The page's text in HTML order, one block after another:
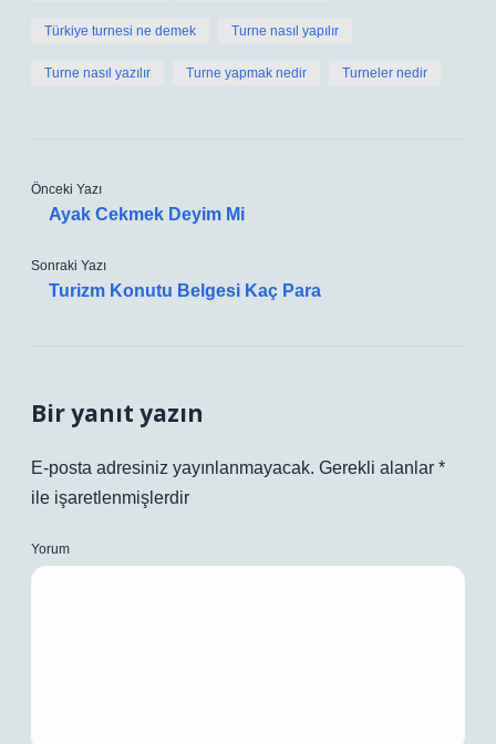
Türkiye turnesi ne demek Turne nasıl yapılır
Turne nasıl yazılır Turne yapmak nedir Turneler nedir
Önceki Yazı
Ayak Cekmek Deyim Mi
Sonraki Yazı
Turizm Konutu Belgesi Kaç Para
Bir yanıt yazın
E-posta adresiniz yayınlanmayacak. Gerekli alanlar *
ile işaretlenmişlerdir
Yorum